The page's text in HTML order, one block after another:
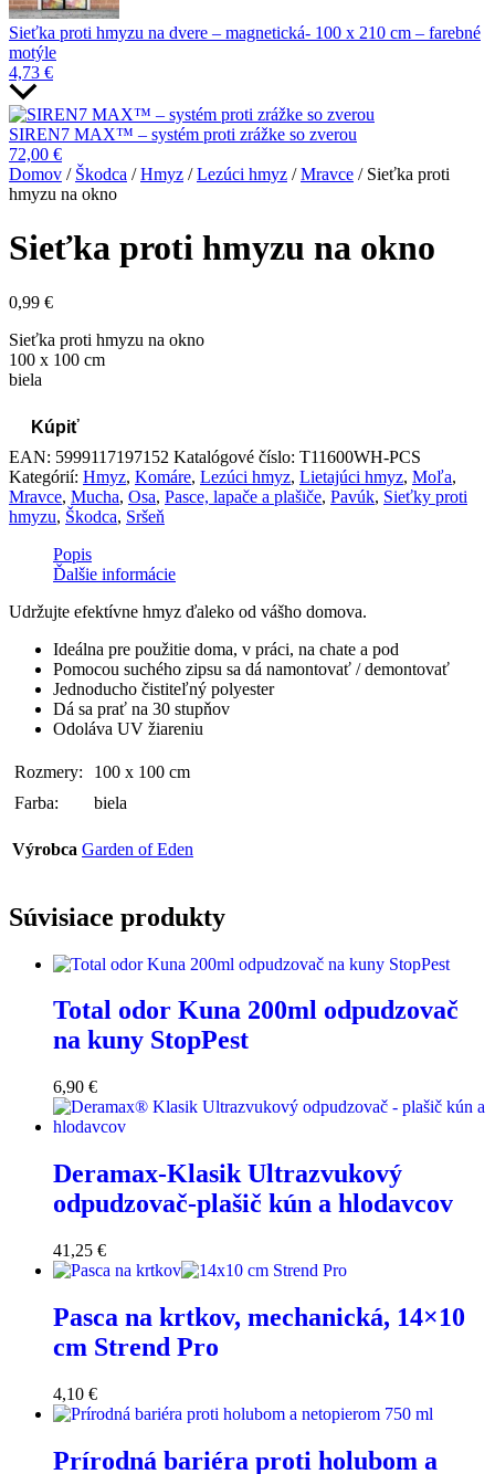
Sieťka proti hmyzu na dvere – magnetická- 100 x 210 cm – farebné
motýle
4,73 €
SIREN7 MAX™ – systém proti zrážke so zverou
72,00 €
Domov / Škodca /Hmyz /Lezúci hmyz /Mravce / Sieťka proti
hmyzu na okno
Sieťka proti hmyzu na okno
0,99 €
Sieťka proti hmyzu na okno
100 x 100 cm
biela
Kúpiť
EAN: 5999117197152 Katalógové číslo: T11600WH-PCS
Kategórií: Hmyz, Komáre, Lezúci hmyz, Lietajúci hmyz, Moľa,
Mravce, Mucha, Osa, Pasce, lapače a plašiče, Pavúk, Sieťky proti
hmyzu, Škodca, Sršeň
Popis
Ďalšie informácie
Udržujte efektívne hmyz ďaleko od vášho domova.
Ideálna pre použitie doma, v práci, na chate a pod
Pomocou suchého zipsu sa dá namontovať / demontovať
Jednoducho čistiteľný polyester
Dá sa prať na 30 stupňov
Odoláva UV žiareniu
Rozmery:
100 x 100 cm
Farba:
biela
Výrobca Garden of Eden
Súvisiace produkty
Total odor Kuna 200ml odpudzovač
na kuny StopPest
6,90 €
Deramax-Klasik Ultrazvukový
odpudzovač-plašič kún a hlodavcov
41,25 €
Pasca na krtkov, mechanická, 14×10
cm Strend Pro
4,10 €
Prírodná bariéra proti holubom a